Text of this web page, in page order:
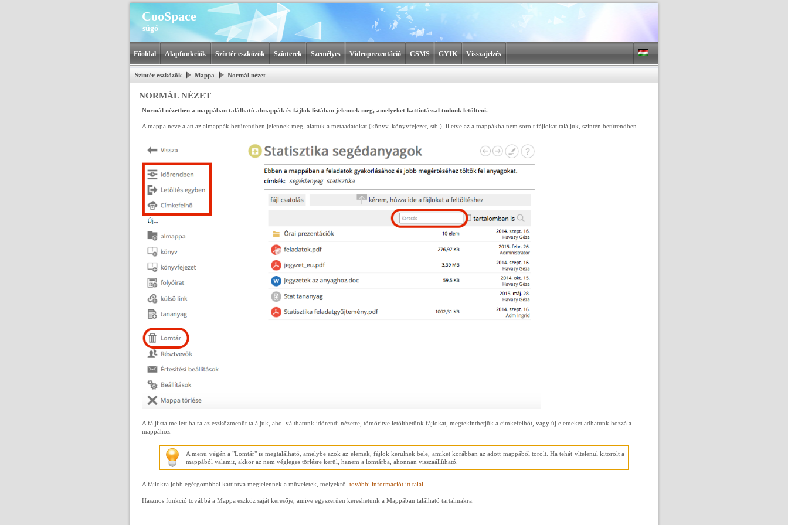
CooSpace
súgó
Főoldal Alapfunkciók Színtér eszközök Színterek Személyes Videoprezentáció CSMS GYIK Visszajelzés
Színtér eszközök Mappa Normál nézet
NORMÁL NÉZET
Normál nézetben a mappában található almappák és fájlok listában jelennek meg, amelyeket kattintással tudunk letölteni.
A mappa neve alatt az almappák betűrendben jelennek meg, alattuk a metaadatokat (könyv, könyvfejezet, stb.), illetve az almappákba nem sorolt fájlokat találjuk, szintén betűrendben.
A fáljlista mellett balra az eszközmenüt találjuk, ahol válthatunk időrendi nézetre, tömörítve letölthetünk fájlokat, megtekinthetjük a címkefelhőt, vagy új elemeket adhatunk hozzá a
mappához.
A menü végén a "Lomtár" is megtalálható, amelybe azok az elemek, fájlok kerülnek bele, amiket korábban az adott mappából törölt. Ha tehát vltelenül kitörölt a
mappából valamit, akkor az nem végleges törlésre kerül, hanem a lomtárba, ahonnan visszaállítható.
A fájlokra jobb egérgombbal kattintva megjelennek a műveletek, melyekről további információt itt talál.
Hasznos funkció továbbá a Mappa eszköz saját keresője, amive egyszerűen kereshetünk a Mappában található tartalmakra.